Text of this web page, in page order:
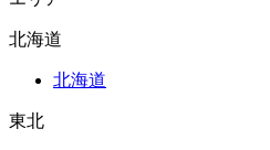
北海道
北海道
東北